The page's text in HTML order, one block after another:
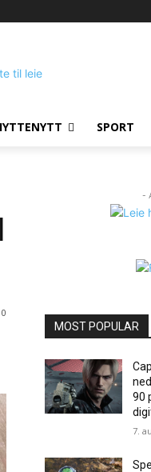
SPORT
0
-
MOST POPULAR
90
7.